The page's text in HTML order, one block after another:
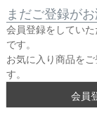
まだご登録が
会員登録をしてい
です。
お気に入り商品を
す。
会員